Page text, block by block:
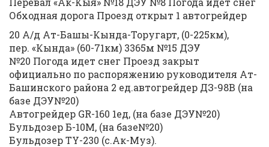
Обходная дорога Проезд открыт 1 автогрейдер
20 А/д Ат-Башы-Кында-Торугарт, (0-225км),
пер. «Кында» (60-71км) 3365м №15 ДЭУ
№20 Погода идет снег Проезд закрыт
официально по распоряжению руководителя Ат-
Башинского района 2 ед.автогрейдер ДЗ-98В (на
базе ДЭУ№20)
Автогрейдер GR-160 1ед, (на базе ДЭУ№20)
Бульдозер Б-10М, (на базе№20)
Бульдозер TY-230 (с.Ак-Муз).